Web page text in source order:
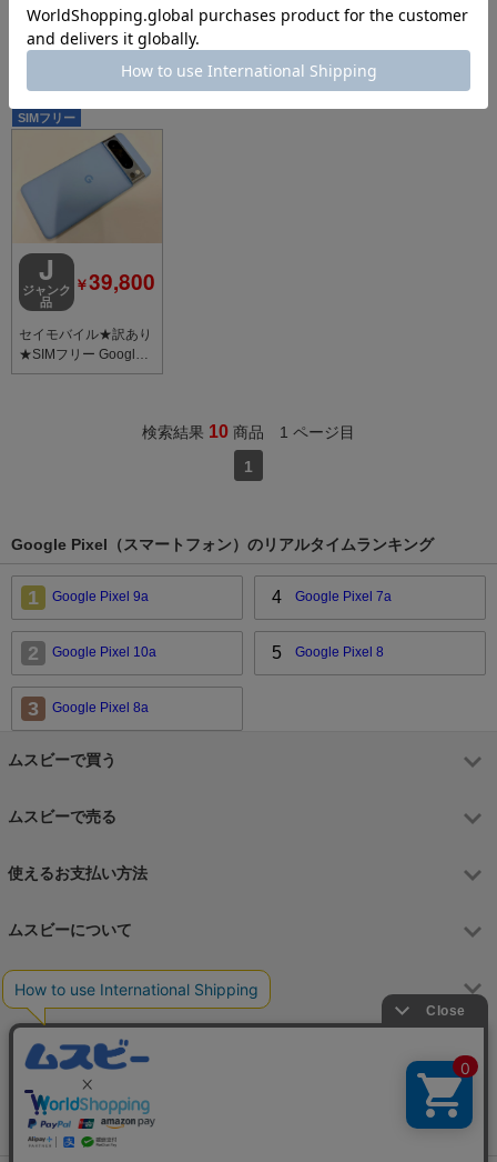
安心保証 美品 SIMフ
リー Google Pixel 8 Pr
o 128GB オブシディ
アン
Google Pixel 8 Pro 25
SIMフリー 送料無料
SIMフリー 送料無料
SIMフリー
J
ジャンク
品
￥39,800
セイモバイル★訳あり
★SIMフリー Google
Pixel 8 Pro 256GB [Ba
検索結果 10 商品 1 ページ目
1
Google Pixel（スマートフォン）のリアルタイムランキング
1 Google Pixel 9a
2 Google Pixel 10a
3 Google Pixel 8a
4 Google Pixel 7a
5 Google Pixel 8
ムスビーで買う
ムスビーで売る
使えるお支払い方法
ムスビーについて
運営会社
月～金 9:00～17:00（土日祝祭日はお休み）